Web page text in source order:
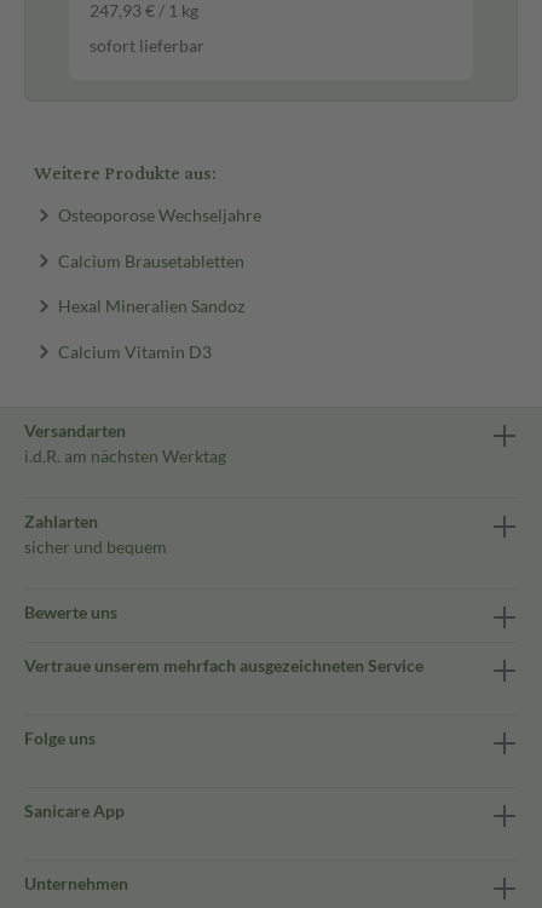
247,93 € / 1 kg
sofort lieferbar
Weitere Produkte aus:
Osteoporose Wechseljahre
Calcium Brausetabletten
Hexal Mineralien Sandoz
Calcium Vitamin D3
Versandarten
i.d.R. am nächsten Werktag
Zahlarten
sicher und bequem
Bewerte uns
Vertraue unserem mehrfach ausgezeichneten Service
Folge uns
Sanicare App
Unternehmen